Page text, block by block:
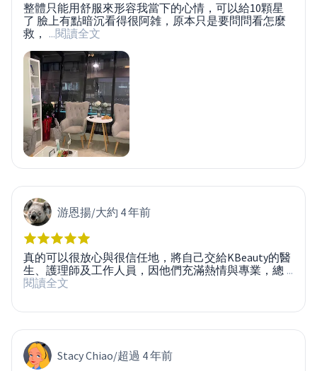
整體只能用舒服來形容我當下的心情，可以給10顆星
了 臉上有點暗沉看得很阿雑，原本只是要問問看怎麼
救， ...閱讀全文
游恩揚/大約 4 年前
真的可以很放心與很信任地，將自己交給KBeauty的醫
生、護理師及工作人員，因他們充滿熱情與專業，總 ...
閱讀全文
Stacy Chiao/超過 4 年前